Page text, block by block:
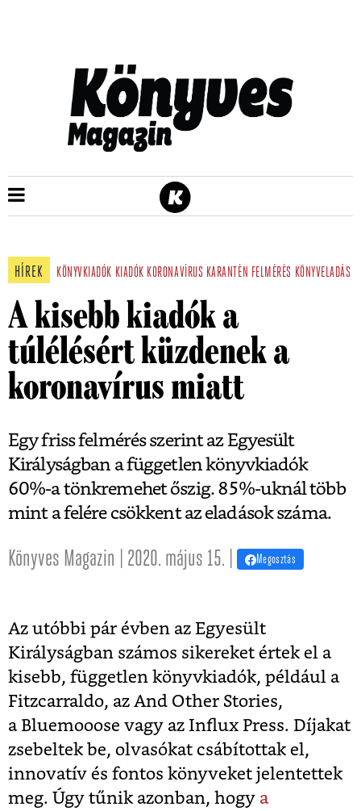
HÍREK KÖNYVKIADÓK KIADÓK KORONAVÍRUS KARANTÉN FELMÉRÉS KÖNYVELADÁS
A kisebb kiadók a
túlélésért küzdenek a
koronavírus miatt
Egy friss felmérés szerint az Egyesült
Királyságban a független könyvkiadók
60%-a tönkremehet őszig. 85%-uknál több
mint a felére csökkent az eladások száma.
Könyves Magazin | 2020. május 15. | Megosztás
Az utóbbi pár évben az Egyesült
Királyságban számos sikereket értek el a
kisebb, független könyvkiadók, például a
Fitzcarraldo, az And Other Stories,
a Bluemooose vagy az Influx Press. Díjakat
zsebeltek be, olvasókat csábítottak el,
innovatív és fontos könyveket jelentettek
meg. Úgy tűnik azonban, hogy a